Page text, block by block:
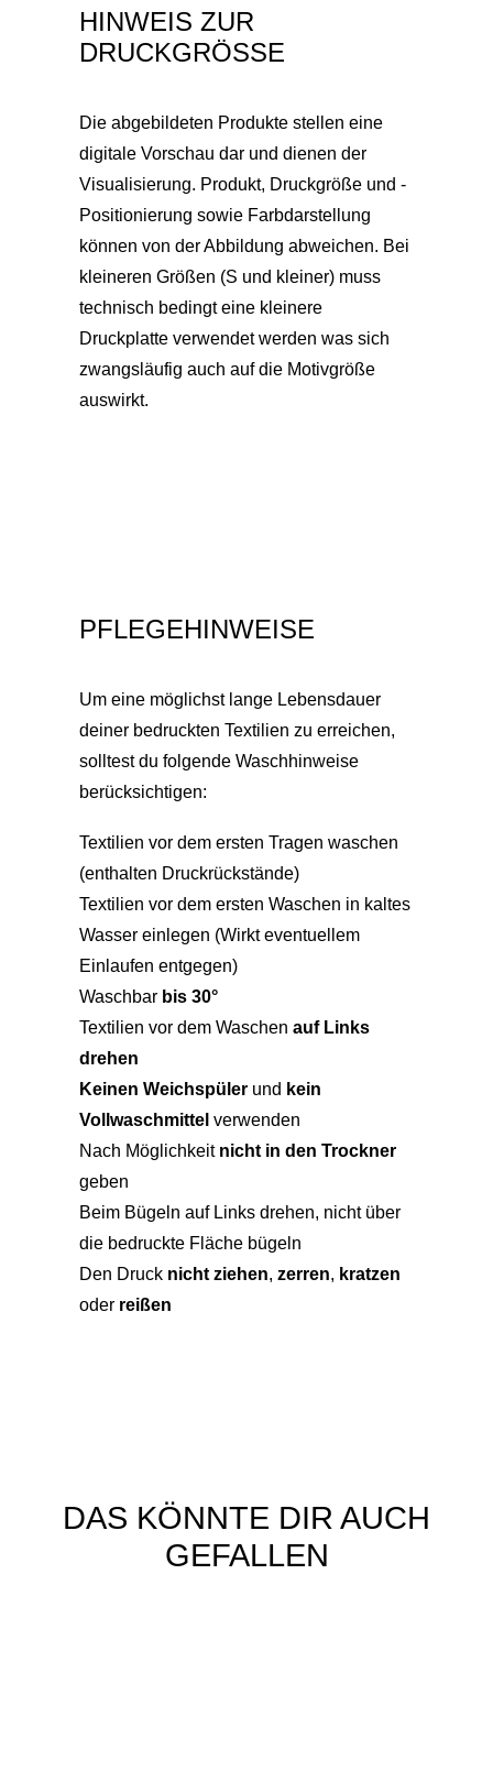
HINWEIS ZUR
DRUCKGRÖSSE
Die abgebildeten Produkte stellen eine
digitale Vorschau dar und dienen der
Visualisierung. Produkt, Druckgröße und -
Positionierung sowie Farbdarstellung
können von der Abbildung abweichen. Bei
kleineren Größen (S und kleiner) muss
technisch bedingt eine kleinere
Druckplatte verwendet werden was sich
zwangsläufig auch auf die Motivgröße
auswirkt.
PFLEGEHINWEISE
Um eine möglichst lange Lebensdauer
deiner bedruckten Textilien zu erreichen,
solltest du folgende Waschhinweise
berücksichtigen:
Textilien vor dem ersten Tragen waschen
(enthalten Druckrückstände)
Textilien vor dem ersten Waschen in kaltes
Wasser einlegen (Wirkt eventuellem
Einlaufen entgegen)
Waschbar bis 30°
Textilien vor dem Waschen auf Links
drehen
Keinen Weichspüler und kein
Vollwaschmittel verwenden
Nach Möglichkeit nicht in den Trockner
geben
Beim Bügeln auf Links drehen, nicht über
die bedruckte Fläche bügeln
Den Druck nicht ziehen, zerren, kratzen
oder reißen
DAS KÖNNTE DIR AUCH
GEFALLEN